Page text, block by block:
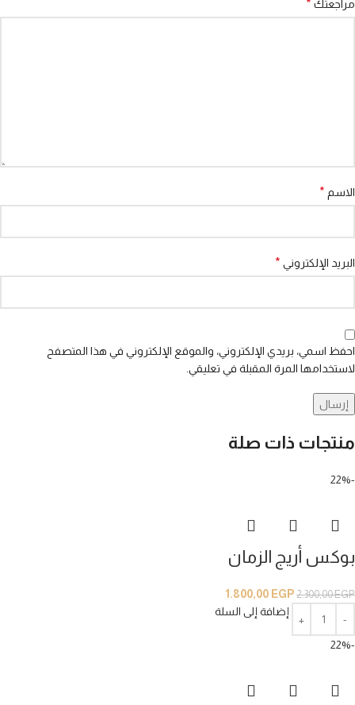
مراجعتك *
الاسم *
البريد الإلكتروني *
احفظ اسمي، بريدي الإلكتروني، والموقع الإلكتروني في هذا المتصفح
لاستخدامها المرة المقبلة في تعليقي.
منتجات ذات صلة
-22%
بوكس أريج الزمان
2.300,00EGP
1.800,00 EGP
إضافة إلى السلة
-22%